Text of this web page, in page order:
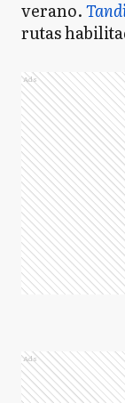
verano.
rutas
Ads
Ads